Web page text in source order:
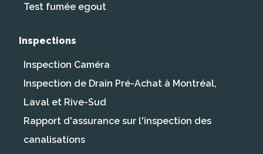
Test fumée egout
Inspections
Inspection Caméra
Inspection de Drain Pré-Achat à Montréal,
Laval et Rive-Sud
Rapport d'assurance sur l'inspection des
canalisations